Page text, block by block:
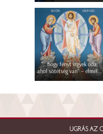
"...hogy fényt vigyek oda,
ahol sötétség van" – elmél...
UGRÁS AZ